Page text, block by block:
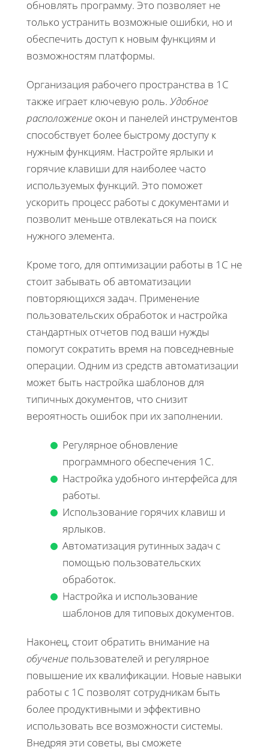
обновлять программу. Это позволяет не
только устранить возможные ошибки, но и
обеспечить доступ к новым функциям и
возможностям платформы.
Организация рабочего пространства в 1С
также играет ключевую роль.Удобное
расположение окон и панелей инструментов
способствует более быстрому доступу к
нужным функциям. Настройте ярлыки и
горячие клавиши для наиболее часто
используемых функций. Это поможет
ускорить процесс работы с документами и
позволит меньше отвлекаться на поиск
нужного элемента.
Кроме того, для оптимизации работы в 1С не
стоит забывать об автоматизации
повторяющихся задач. Применение
пользовательских обработок и настройка
стандартных отчетов под ваши нужды
помогут сократить время на повседневные
операции. Одним из средств автоматизации
может быть настройка шаблонов для
типичных документов, что снизит
вероятность ошибок при их заполнении.
Регулярное обновление
программного обеспечения 1С.
Настройка удобного интерфейса для
работы.
Использование горячих клавиш и
ярлыков.
Автоматизация рутинных задач с
помощью пользовательских
обработок.
Настройка и использование
шаблонов для типовых документов.
Наконец, стоит обратить внимание на
обучение пользователей и регулярное
повышение их квалификации. Новые навыки
работы с 1С позволят сотрудникам быть
более продуктивными и эффективно
использовать все возможности системы.
Внедряя эти советы, вы сможете